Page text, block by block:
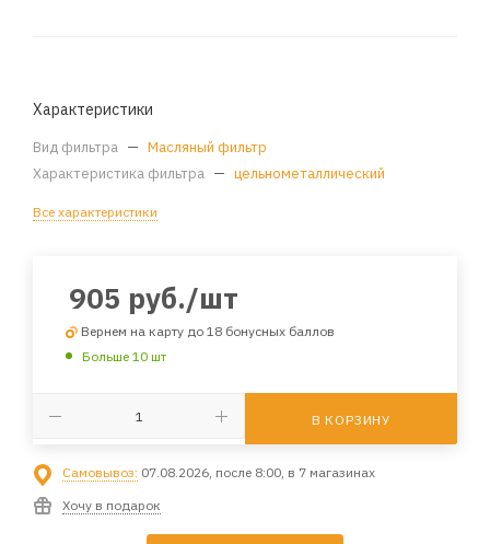
Характеристики
Вид фильтра — Масляный фильтр
Характеристика фильтра — цельнометаллический
Все характеристики
905 руб./шт
Вернем на карту до 18 бонусных баллов
Больше 10 шт
В КОРЗИНУ
Самовывоз: 07.08.2026, после 8:00, в 7 магазинах
Хочу в подарок